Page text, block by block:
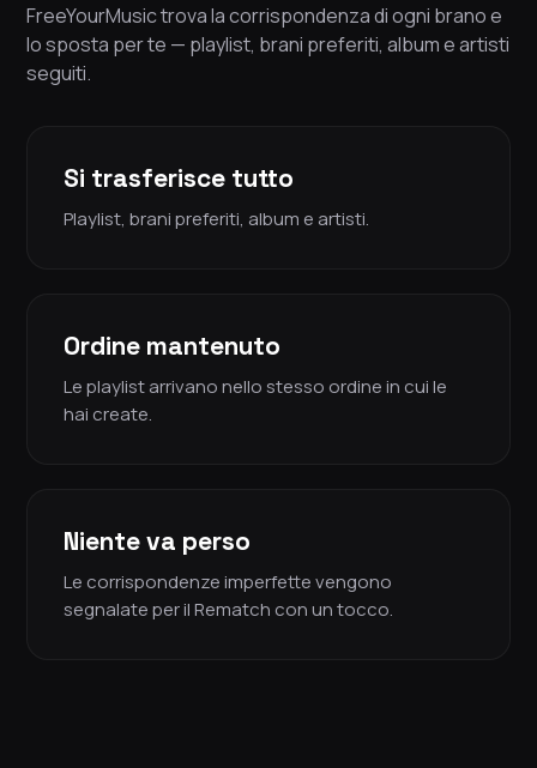
FreeYourMusic trova la corrispondenza di ogni brano e
lo sposta per te — playlist, brani preferiti, album e artisti
seguiti.
Si trasferisce tutto
Playlist, brani preferiti, album e artisti.
Ordine mantenuto
Le playlist arrivano nello stesso ordine in cui le
hai create.
Niente va perso
Le corrispondenze imperfette vengono
segnalate per il Rematch con un tocco.